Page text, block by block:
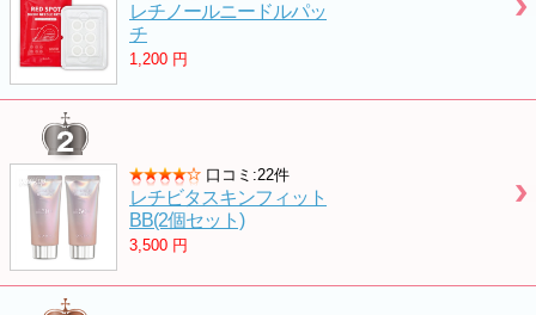
レチノールニードルパッ
チ
1,200 円
口コミ:22件
レチビタスキンフィット
BB(2個セット)
3,500 円